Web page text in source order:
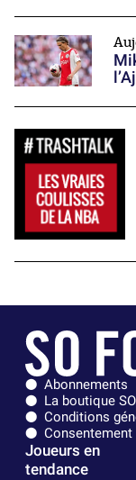
Abonnements
La boutique
Conditions
Consentement
Joueurs en
tendance